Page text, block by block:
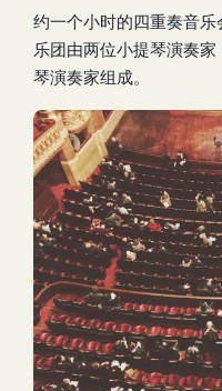
约一个小时的四重奏音
乐团由两位小提琴演奏
琴演奏家组成。